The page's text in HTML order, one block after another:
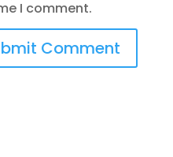
I comment.